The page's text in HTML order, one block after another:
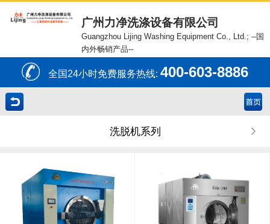
广州力净洗涤设备有限公司
Guangzhou Lijing Washing Equipment Co., Ltd.; --国
内外畅销产品--
全国24小时免费服务热线:400-603-8886
洗脱机系列